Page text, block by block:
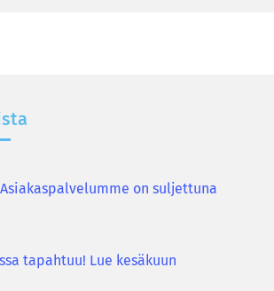
on suljettuna
tapahtuu! Lue kesäkuun